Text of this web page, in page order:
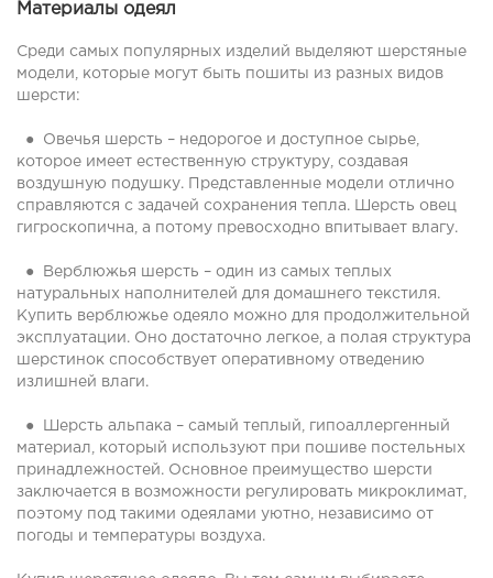
Материалы одеял
Среди самых популярных изделий выделяют шерстяные
модели, которые могут быть пошиты из разных видов
шерсти:
● Овечья шерсть – недорогое и доступное сырье,
которое имеет естественную структуру, создавая
воздушную подушку. Представленные модели отлично
справляются с задачей сохранения тепла. Шерсть овец
гигроскопична, а потому превосходно впитывает влагу.
● Верблюжья шерсть – один из самых теплых
натуральных наполнителей для домашнего текстиля.
Купить верблюжье одеяло можно для продолжительной
эксплуатации. Оно достаточно легкое, а полая структура
шерстинок способствует оперативному отведению
излишней влаги.
● Шерсть альпака – самый теплый, гипоаллергенный
материал, который используют при пошиве постельных
принадлежностей. Основное преимущество шерсти
заключается в возможности регулировать микроклимат,
поэтому под такими одеялами уютно, независимо от
погоды и температуры воздуха.